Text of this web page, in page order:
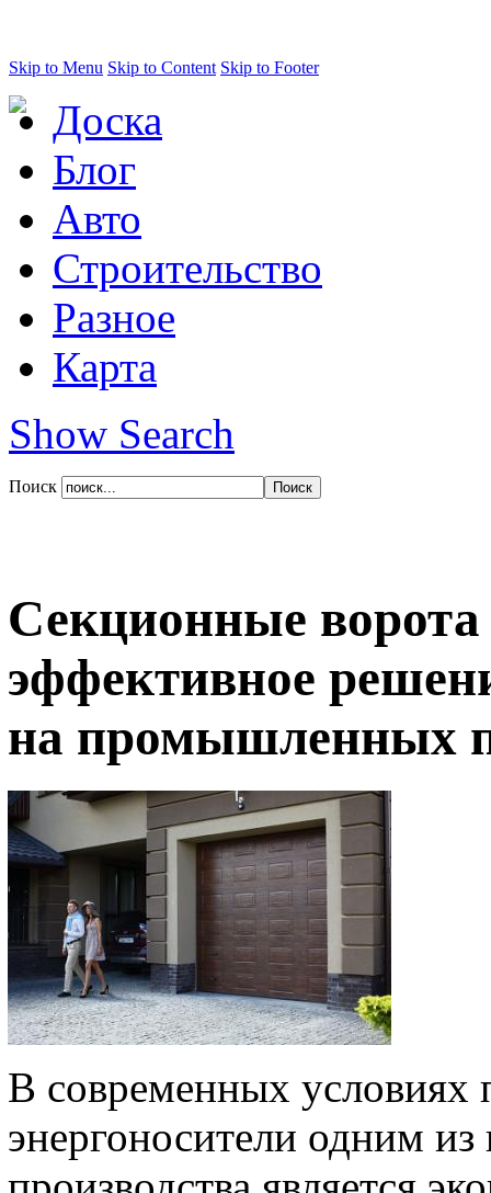
Skip to Menu Skip to Content Skip to Footer
Доска
Блог
Авто
Строительство
Разное
Карта
Show Search
Поиск
Секционные
эффективное
на промышленных
В современных условиях
энергоносители одним